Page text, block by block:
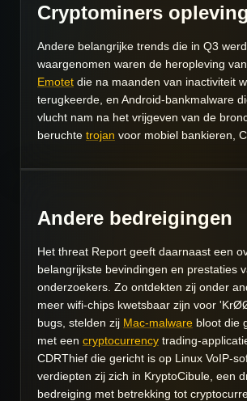
Cryptominers opleving
Andere belangrijke trends die in Q3
waargenomen waren de heropleving
Emotet die na maanden van inactiviteit
terugkeerde, en Android-bankmalware
vlucht nam na het vrijgeven van de
beruchte trojan voor mobiel bankieren,
Andere bedreigingen
Het threat Report geeft daarnaast een
belangrijkste bevindingen en prestaties
onderzoekers. Zo ontdekten zij onder
meer wifi-chips kwetsbaar zijn voor
bugs, stelden zij Mac-malware bloot die
met een cryptocurrency trading-
CDRThief die gericht is op Linux VoIP-
verdiepten zij zich in KryptoCibule, een
bedreiging met betrekking tot